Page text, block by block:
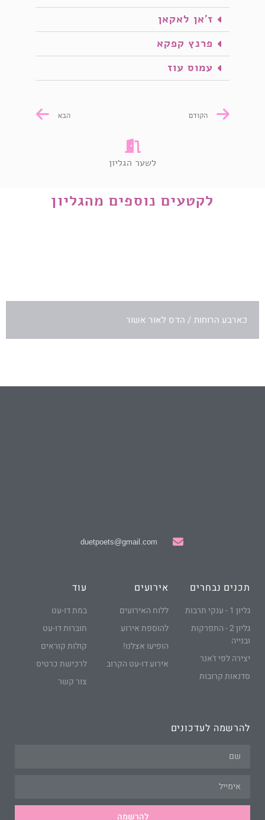
ז'אן לאקאן
פרנץ קפקא
עמוס עוז
הקודם הבא
לשער הגליון
לקטעים נוספים מהגליון
כארבע הרוחות / הדס לאור אשור
duetpoets@gmail.com
תכנים נבחרים
גליון 1 - ענקי תרבות
גליון 2 - התפרקות
ובנייה
יצירה לפי ז'אנר
סדנאות קרובות
אירועים
ללוח האירועים
להוספת אירוע
הופיעו אצלנו!
אירוע דו-עט הקרוב
עוד
במת דו-עט
חוברות דו-עט
קולות קוראים
לרכישת כרטיס
צור קשר
להרשמה לעדכונים
להרשמה